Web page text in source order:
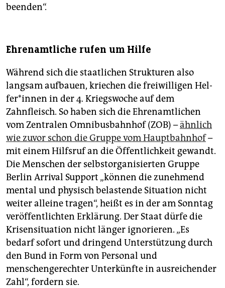
beenden“.
Ehrenamtliche rufen um Hilfe
Während sich die staatlichen Strukturen also
langsam aufbauen, kriechen die freiwilligen Hel­
fe­r*in­nen in der 4. Kriegswoche auf dem
Zahnfleisch. So haben sich die Ehrenamtlichen
vom Zentralen Omnibusbahnhof (ZOB) –ähnlich
wie zuvor schon die Gruppe vom Hauptbahnhof–
mit einem Hilfsruf an die Öffentlichkeit gewandt.
Die Menschen der selbstorganisierten Gruppe
Berlin Arrival Support „können die zunehmend
mental und physisch belastende Situation nicht
weiter alleine tragen“, heißt es in der am Sonntag
veröffentlichten Erklärung. Der Staat dürfe die
Krisensituation nicht länger ignorieren. „Es
bedarf sofort und dringend Unterstützung durch
den Bund in Form von Personal und
menschengerechter Unterkünfte in ausreichender
Zahl“, fordern sie.